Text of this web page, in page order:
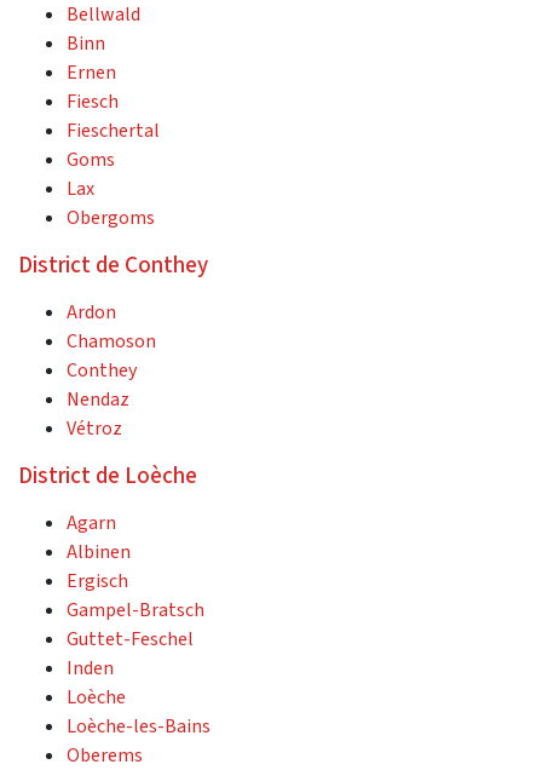
Bellwald
Binn
Ernen
Fiesch
Fieschertal
Goms
Lax
Obergoms
District de Conthey
Ardon
Chamoson
Conthey
Nendaz
Vétroz
District de Loèche
Agarn
Albinen
Ergisch
Gampel-Bratsch
Guttet-Feschel
Inden
Loèche
Loèche-les-Bains
Oberems